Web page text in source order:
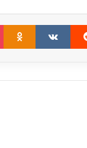
‫رددیت ‫VKontakte
‫Odnoklassniki
پاسکاری